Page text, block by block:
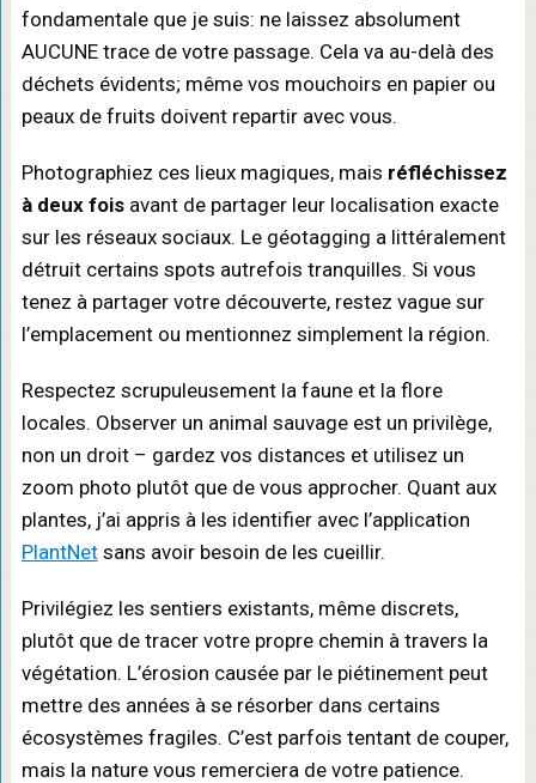
fondamentale que je suis: ne laissez absolument
AUCUNE trace de votre passage. Cela va au-delà des
déchets évidents; même vos mouchoirs en papier ou
peaux de fruits doivent repartir avec vous.
Photographiez ces lieux magiques, mais réfléchissez
à deux foisavant de partager leur localisation exacte
sur les réseaux sociaux. Le géotagging a littéralement
détruit certains spots autrefois tranquilles. Si vous
tenez à partager votre découverte, restez vague sur
l’emplacement ou mentionnez simplement la région.
Respectez scrupuleusement la faune et la flore
locales. Observer un animal sauvage est un privilège,
non un droit – gardez vos distances et utilisez un
zoom photo plutôt que de vous approcher. Quant aux
plantes, j’ai appris à les identifier avec l’application
PlantNetsans avoir besoin de les cueillir.
Privilégiez les sentiers existants, même discrets,
plutôt que de tracer votre propre chemin à travers la
végétation. L’érosion causée par le piétinement peut
mettre des années à se résorber dans certains
écosystèmes fragiles. C’est parfois tentant de couper,
mais la nature vous remerciera de votre patience.